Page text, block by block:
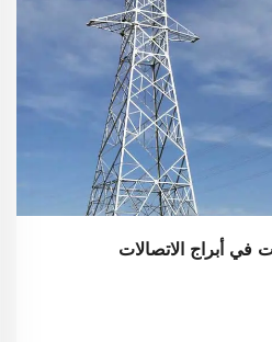
في أبراج الاتصالات